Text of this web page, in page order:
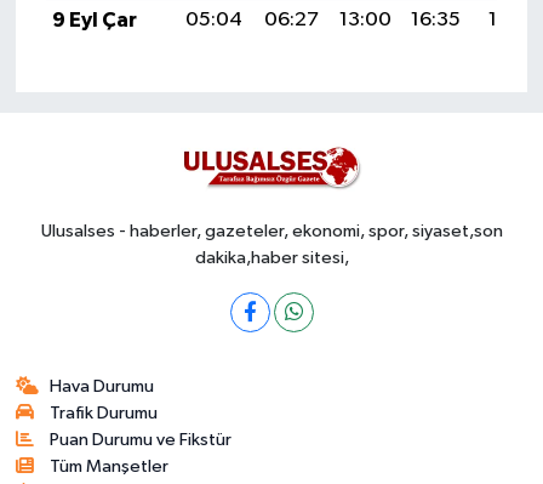
9 Eyl Çar
05:04 06:27 13:00 16:35 19:23
Ulusalses - haberler, gazeteler, ekonomi, spor, siyaset,son
dakika,haber sitesi,
Hava Durumu
Trafik Durumu
Puan Durumu ve Fikstür
Tüm Manşetler